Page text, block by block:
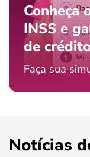
Conheça
INSS e
de
Faça sua
Notícias